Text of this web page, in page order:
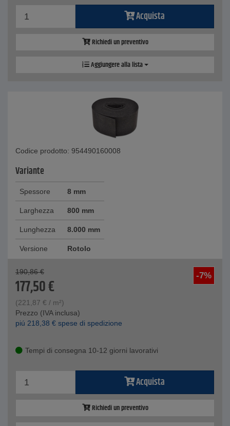
Acquista
Richiedi un preventivo
Aggiungere alla lista
Codice prodotto: 954490160008
Variante
Spessore 8 mm
Larghezza 800 mm
Lunghezza 8.000 mm
Versione Rotolo
-7%
190,86 €
177,50€
(221,87 € / m²)
Prezzo (IVA inclusa)
piú 218,38 € spese di spedizione
Tempi di consegna 10-12 giorni lavorativi
Acquista
Richiedi un preventivo